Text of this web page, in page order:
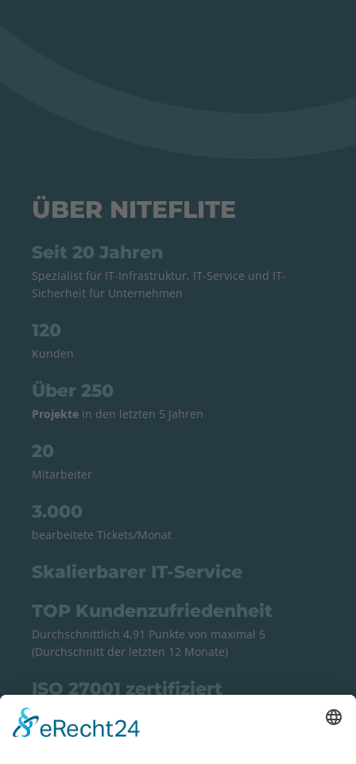
ÜBER NITEFLITE
Seit 20 Jahren
Spezialist für IT-Infrastruktur, IT-Service und IT-
Sicherheit für Unternehmen
120
Kunden
Über 250
Projekte in den letzten 5 Jahren
20
Mitarbeiter
3.000
bearbeitete Tickets/Monat
Skalierbarer IT-Service
TOP Kundenzufriedenheit
Durchschnittlich 4,91 Punkte von maximal 5
(Durchschnitt der letzten 12 Monate)
ISO 27001 zertifiziert